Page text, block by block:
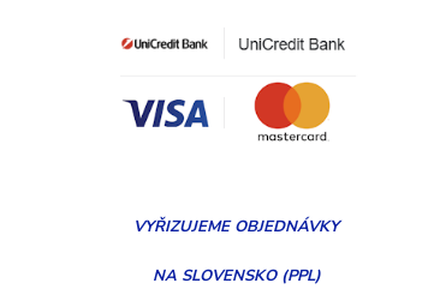
VYŘIZUJEMEOBJEDNÁVKY
NA SLOVENSKO (PPL)